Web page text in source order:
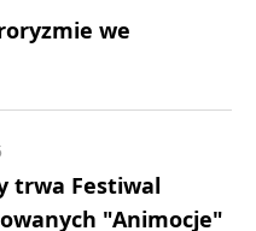
we
trwa Festiwal
"Animocje"